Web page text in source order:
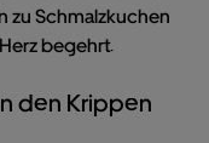
zu Schmalzkuchen
begehrt.
den Krippen